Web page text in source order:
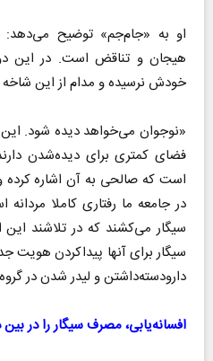
او به «جام‌جم» توضیح می‌دهد:
هیجان و تناقض است. در این
خودش نرسیده و مدام از این
«نوجوان می‌خواهد دیده شود.
فضای کمتری برای دیده‌شدن
است که صالحی به آن اشاره
در جامعه ما رفتاری کاملا
سیگار می‌کشند که در تلاشند این
سیگار برای آنها پیداکردن
دارودسته‌داشتن و لیدر شدن در
افسانه‌یابی، مصرف سیگار را در بین